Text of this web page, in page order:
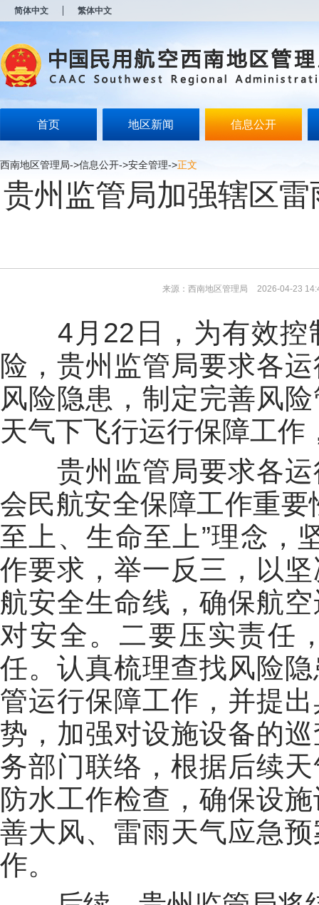
简体中文 繁体中文
首页 地区新闻 信息公开
西南地区管理局->信息公开->安全管理->正文
贵州监管局加强辖区
来源：西南地区管理局 2026-04-23
4月22日，为有效
险，贵州监管局要求各
风险隐患，制定完善风
天气下飞行运行保障工
贵州监管局要求各
会民航安全保障工作重
至上、生命至上”理念，
作要求，举一反三，以
航安全生命线，确保航
对安全。二要压实责任
任。认真梳理查找风险
管运行保障工作，并提
势，加强对设施设备的
务部门联络，根据后续
防水工作检查，确保设
善大风、雷雨天气应急
作。
开
无
障
说
按
Alt
加
波
浪